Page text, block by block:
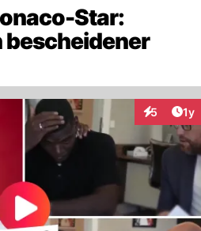
Star:
bescheidener
5 1y